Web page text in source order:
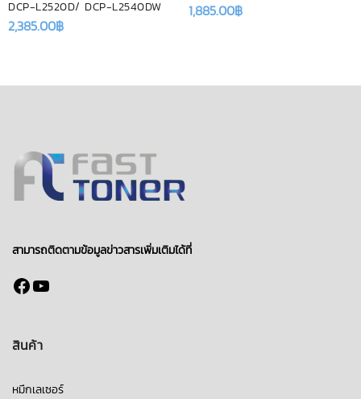
DCP-L2520D/ DCP-L2540DW
2,385.00฿
1,885.00฿
สามารถติดตามข้อมูลข่าวสารเพิ่มเติมได้ที่
Facebook
YouTube
สินค้า
หมึกเลเซอร์